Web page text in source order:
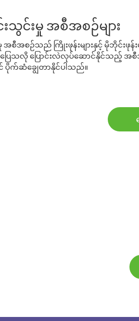
သွင်းမှု အစီအစဉ်များ
အစီအစဉ်သည် ကြိုးဖုန်းများနှင့် မိုဘိုင်း
ေသလို ပြောင်းလဲလုပ်ဆောင်နိုင်သည့် အစီ
င် ပိုက်ဆံချွေတာနိုင်ပါသည်။